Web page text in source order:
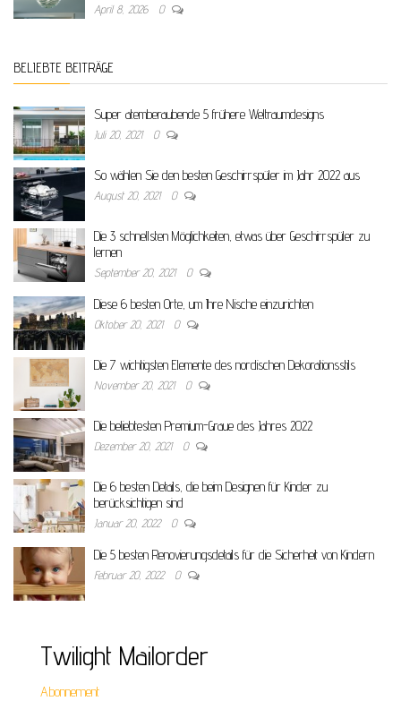
April 8, 2026 0
BELIEBTE BEITRÄGE
Super atemberaubende 5 frühere Weltraumdesigns
Juli 20, 2021 0
So wählen Sie den besten Geschirrspüler im Jahr 2022 aus
August 20, 2021 0
Die 3 schnellsten Möglichkeiten, etwas über Geschirrspüler zu
lernen
September 20, 2021 0
Diese 6 besten Orte, um Ihre Nische einzurichten
Oktober 20, 2021 0
Die 7 wichtigsten Elemente des nordischen Dekorationsstils
November 20, 2021 0
Die beliebtesten Premium-Graue des Jahres 2022
Dezember 20, 2021 0
Die 6 besten Details, die beim Designen für Kinder zu
berücksichtigen sind
Januar 20, 2022 0
Die 5 besten Renovierungsdetails für die Sicherheit von Kindern
Februar 20, 2022 0
Twilight Mailorder
Abonnement